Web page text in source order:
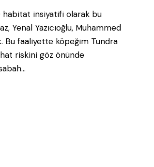
habitat insiyatifi olarak bu
Yenal Yazıcıoğlu, Muhammed
Bu faaliyette köpeğim Tundra
riskini göz önünde